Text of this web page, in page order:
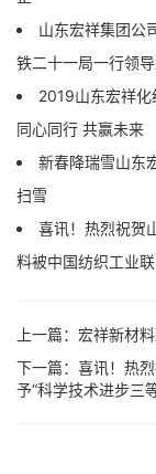
山东宏祥集团公
铁二十一局一行领
2019山东宏祥化
同心同行 共赢未来
新春降瑞雪山东
扫雪
喜讯！热烈祝贺
料被中国纺织工业
上一篇： 宏祥新材
下一篇： 喜讯！热
予“科学技术进步三